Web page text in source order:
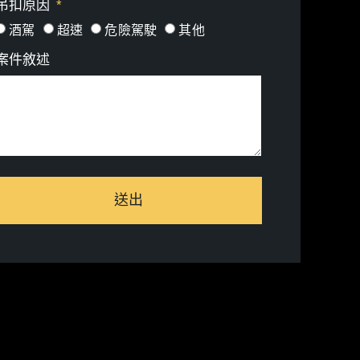
扣原因
酒駕 超速 危險駕駛 其他
件敘述
送出